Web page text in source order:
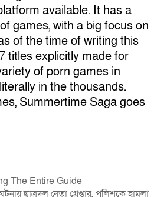
available. It has a
games, with a big focus on
of the time of writing this
titles explicitly made for
of porn games in
in the thousands.
Summertime Saga goes
The Entire Guide
ছাত্রদল নেতা গ্রেপ্তার, পুলিশকে হামলা